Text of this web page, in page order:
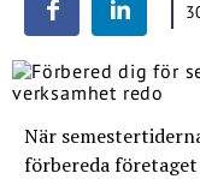
När
förbereda